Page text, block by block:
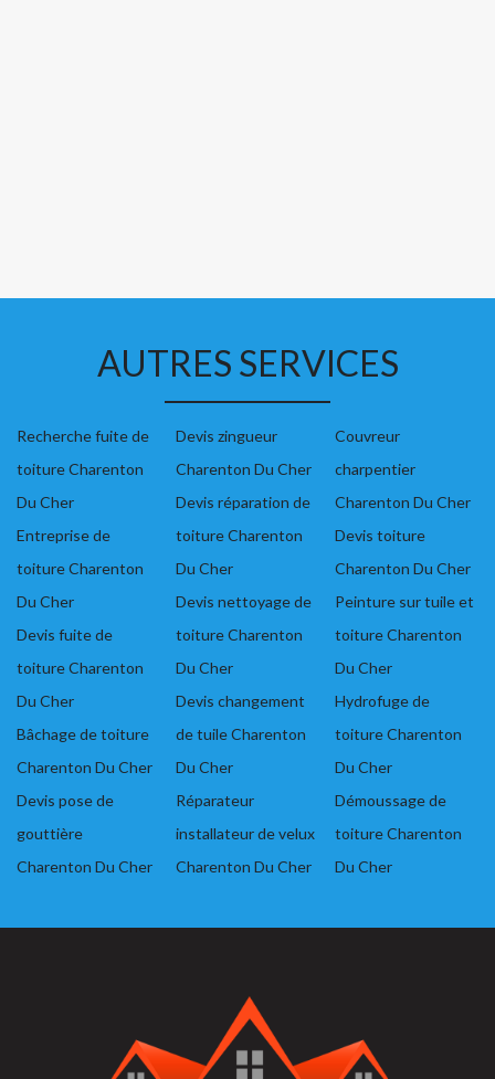
AUTRES SERVICES
Recherche fuite de
toiture Charenton
Du Cher
Entreprise de
toiture Charenton
Du Cher
Devis fuite de
toiture Charenton
Du Cher
Bâchage de toiture
Charenton Du Cher
Devis pose de
gouttière
Charenton Du Cher
Devis zingueur
Charenton Du Cher
Devis réparation de
toiture Charenton
Du Cher
Devis nettoyage de
toiture Charenton
Du Cher
Devis changement
de tuile Charenton
Du Cher
Réparateur
installateur de velux
Charenton Du Cher
Couvreur
charpentier
Charenton Du Cher
Devis toiture
Charenton Du Cher
Peinture sur tuile et
toiture Charenton
Du Cher
Hydrofuge de
toiture Charenton
Du Cher
Démoussage de
toiture Charenton
Du Cher